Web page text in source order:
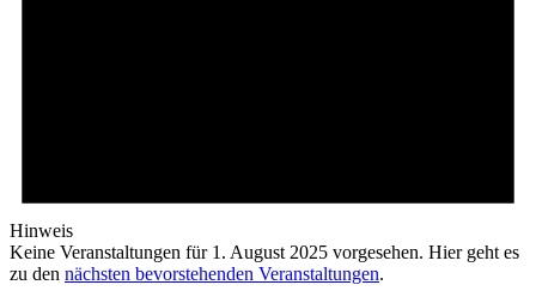
Hinweis
Keine Veranstaltungen für 1. August 2025 vorgesehen. Hier geht es
zu den nächsten bevorstehenden Veranstaltungen.